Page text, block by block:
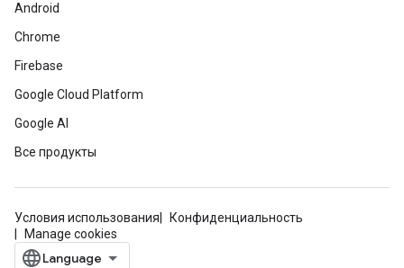
Android
Chrome
Firebase
Google Cloud Platform
Google AI
Все продукты
Условия использования
Конфиденциальность
Manage cookies